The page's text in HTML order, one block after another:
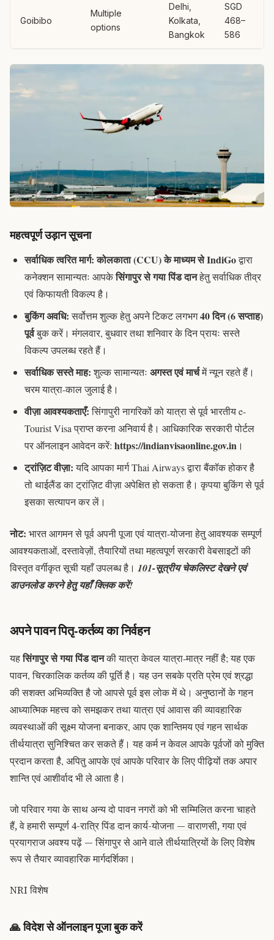
Goibibo
Multiple
options
Delhi,
Kolkata,
Bangkok
SGD
468–
586
महत्वपूर्ण उड़ान सूचना
सर्वाधिक त्वरित मार्ग: कोलकाता (CCU) के माध्यम से IndiGoद्वारा
कनेक्शन सामान्यतः आपकेसिंगापुर से गया पिंड दानहेतु सर्वाधिक तीव्र
एवं किफायती विकल्प है।
बुकिंग अवधि:सर्वोत्तम शुल्क हेतु अपने टिकट लगभग40 दिन (6 सप्ताह)
पूर्वबुक करें। मंगलवार, बुधवार तथा शनिवार के दिन प्रायः सस्ते
विकल्प उपलब्ध रहते हैं।
सर्वाधिक सस्ते माह:शुल्क सामान्यतः अगस्त एवं मार्चमें न्यून रहते हैं।
चरम यात्रा-काल जुलाई है।
वीज़ा आवश्यकताएँ:सिंगापुरी नागरिकों को यात्रा से पूर्व भारतीय e-
Tourist Visa प्राप्त करना अनिवार्य है। आधिकारिक सरकारी पोर्टल
पर ऑनलाइन आवेदन करें: https://indianvisaonline.gov.in ।
ट्रांज़िट वीज़ा:यदि आपका मार्ग Thai Airways द्वारा बैंकॉक होकर है
तो थाईलैंड का ट्रांज़िट वीज़ा अपेक्षित हो सकता है। कृपया बुकिंग से पूर्व
इसका सत्यापन कर लें।
नोट: भारत आगमन से पूर्व अपनी पूजा एवं यात्रा-योजना हेतु आवश्यक सम्पूर्ण
आवश्यकताओं, दस्तावेज़ों, तैयारियों तथा महत्वपूर्ण सरकारी वेबसाइटों की
विस्तृत वर्गीकृत सूची यहाँ उपलब्ध है। 101-सूत्रीय चेकलिस्ट देखने एवं
डाउनलोड करने हेतु यहाँ क्लिक करें!
अपने पावन पितृ-कर्तव्य का निर्वहन
यहसिंगापुर से गया पिंड दानकी यात्रा केवल यात्रा-मात्र नहीं है; यह एक
पावन, चिरकालिक कर्तव्य की पूर्ति है। यह उन सबके प्रति प्रेम एवं श्रद्धा
की सशक्त अभिव्यक्ति है जो आपसे पूर्व इस लोक में थे। अनुष्ठानों के गहन
आध्यात्मिक महत्त्व को समझकर तथा यात्रा एवं आवास की व्यावहारिक
व्यवस्थाओं की सूक्ष्म योजना बनाकर, आप एक शान्तिमय एवं गहन सार्थक
तीर्थयात्रा सुनिश्चित कर सकते हैं। यह कर्म न केवल आपके पूर्वजों को मुक्ति
प्रदान करता है, अपितु आपके एवं आपके परिवार के लिए पीढ़ियों तक अपार
शान्ति एवं आशीर्वाद भी ले आता है।
जो परिवार गया के साथ अन्य दो पावन नगरों को भी सम्मिलित करना चाहते
हैं, वे हमारी सम्पूर्ण4-रात्रि पिंड दान कार्य-योजना — वाराणसी, गया एवं
प्रयागराजअवश्य पढ़ें — सिंगापुर से आने वाले तीर्थयात्रियों के लिए विशेष
रूप से तैयार व्यावहारिक मार्गदर्शिका।
NRI विशेष
🙏विदेश से ऑनलाइन पूजा बुक करें